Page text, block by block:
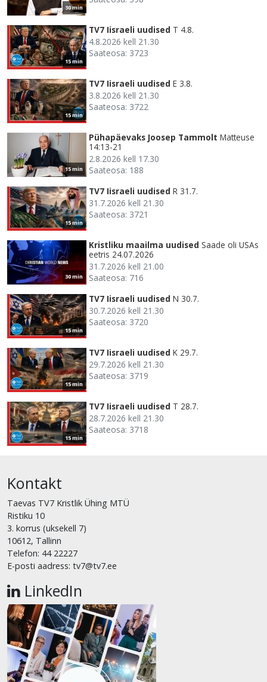
30 min
15 min
TV7 Iisraeli uudised T 4.8.
4.8.2026 kell 21.30
Saateosa: 3723
15 min
TV7 Iisraeli uudised E 3.8.
3.8.2026 kell 21.30
Saateosa: 3722
15 min
Pühapäevaks Joosep Tammolt Matteuse
14:13-21
2.8.2026 kell 17.30
Saateosa: 188
15 min
TV7 Iisraeli uudised R 31.7.
31.7.2026 kell 21.30
Saateosa: 3721
30 min
Kristliku maailma uudised Saade oli USAs
eetris 24.07.2026
31.7.2026 kell 21.00
Saateosa: 716
15 min
TV7 Iisraeli uudised N 30.7.
30.7.2026 kell 21.30
Saateosa: 3720
15 min
TV7 Iisraeli uudised K 29.7.
29.7.2026 kell 21.30
Saateosa: 3719
15 min
TV7 Iisraeli uudised T 28.7.
28.7.2026 kell 21.30
Saateosa: 3718
Kontakt
Taevas TV7 Kristlik Ühing MTÜ
Ristiku 10
3. korrus (uksekell 7)
10612, Tallinn
Telefon: 44 22227
E-posti aadress: tv7@tv7.ee
LinkedIn